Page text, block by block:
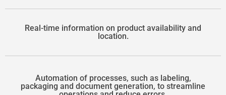
Real-time information on product availability and
location.
Automation of processes, such as labeling,
packaging and document generation, to streamline